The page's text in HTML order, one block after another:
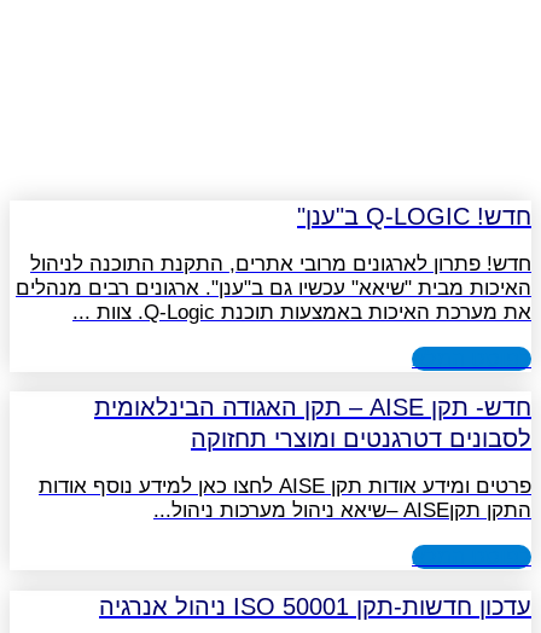
חדש! Q-LOGIC ב"ענן"
חדש! פתרון לארגונים מרובי אתרים, התקנת התוכנה לניהול
האיכות מבית "שיאא" עכשיו גם ב"ענן". ארגונים רבים מנהלים
את מערכת האיכות באמצעות תוכנת Q-Logic. צוות
לפוסט המלא
חדש- תקן AISE – תקן האגודה הבינלאומית
לסבונים דטרגנטים ומוצרי תחזוקה
פרטים ומידע אודות תקן AISE לחצו כאן למידע נוסף אודות
התקן תקןAISE –שיאא ניהול מערכות ניהול
לפוסט המלא
עדכון חדשות-תקן ISO 50001 ניהול אנרגיה